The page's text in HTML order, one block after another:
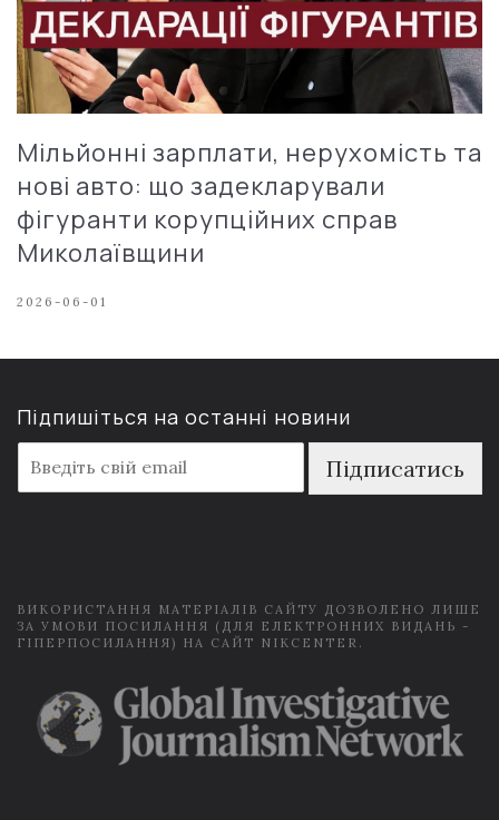
Мільйонні зарплати, нерухомість та
нові авто: що задекларували
фігуранти корупційних справ
Миколаївщини
2026-06-01
Підпишіться на останні новини
m
a
Підписатись
ВИКОРИСТАННЯ МАТЕРІАЛІВ САЙТУ ДОЗВОЛЕНО ЛИШЕ
ЗА УМОВИ ПОСИЛАННЯ (ДЛЯ ЕЛЕКТРОННИХ ВИДАНЬ -
ГІПЕРПОСИЛАННЯ) НА САЙТ NIKCENTER.